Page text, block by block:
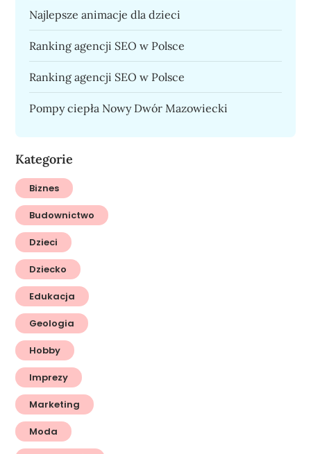
Najlepsze animacje dla dzieci
Ranking agencji SEO w Polsce
Ranking agencji SEO w Polsce
Pompy ciepła Nowy Dwór Mazowiecki
Kategorie
Biznes
Budownictwo
Dzieci
Dziecko
Edukacja
Geologia
Hobby
Imprezy
Marketing
Moda